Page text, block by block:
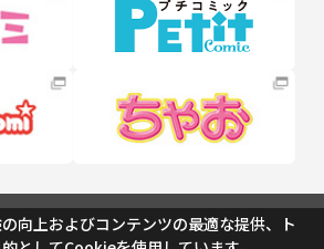
向上およびコンテンツの最適な提供、ト